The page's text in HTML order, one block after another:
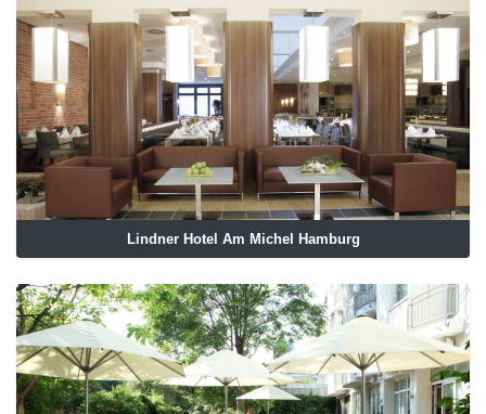
Lindner Hotel Am Michel Hamburg